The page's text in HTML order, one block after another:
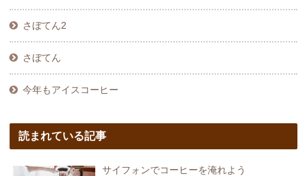
さぼてん2
さぼてん
今年もアイスコーヒー
読まれている記事
サイフォンでコーヒーを淹れよう